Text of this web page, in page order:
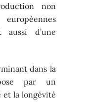
non
aussi d’une
dans la
par un
la longévité